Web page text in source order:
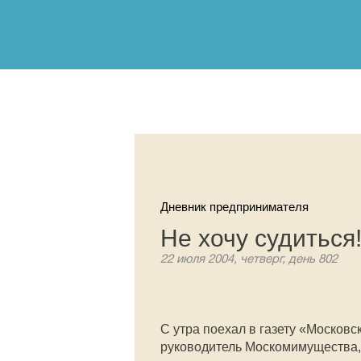
Дневник предпринимателя
Не хочу судиться!
22 июля 2004, четверг, день 802
С утра поехал в газету
руководитель